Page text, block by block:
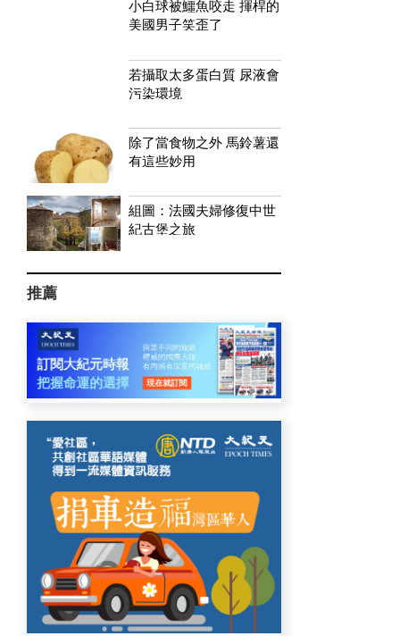
小白球被鱷魚咬走 揮桿的
美國男子笑歪了
若攝取太多蛋白質 尿液會
污染環境
除了當食物之外 馬鈴薯還
有這些妙用
組圖：法國夫婦修復中世
紀古堡之旅
推薦